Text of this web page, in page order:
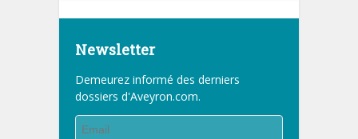
Newsletter
Demeurez informé des derniers
dossiers d'Aveyron.com.